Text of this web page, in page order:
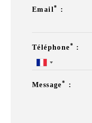
Email* :
Téléphone* :
Message* :